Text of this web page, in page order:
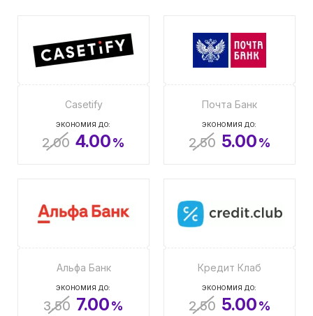
Casetify
ЭКОНОМИЯ ДО:
2.00 4.00%
Почта Банк
ЭКОНОМИЯ ДО:
2.50 5.00%
Альфа Банк
ЭКОНОМИЯ ДО:
3.50 7.00%
Кредит Клаб
ЭКОНОМИЯ ДО:
2.50 5.00%